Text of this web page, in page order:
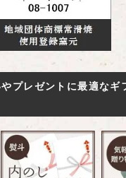
プレゼントに最適なギ